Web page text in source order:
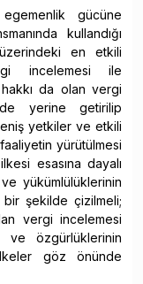
gücüne
kullandığı
en etkili
incelemesi ile
da olan vergi
yerine getirilip
yetkiler ve etkili
yürütülmesi
esasına dayalı
yükümlülüklerinin
bir şekilde çizilmeli;
vergi incelemesi
ve özgürlüklerinin
ilkeler göz önünde